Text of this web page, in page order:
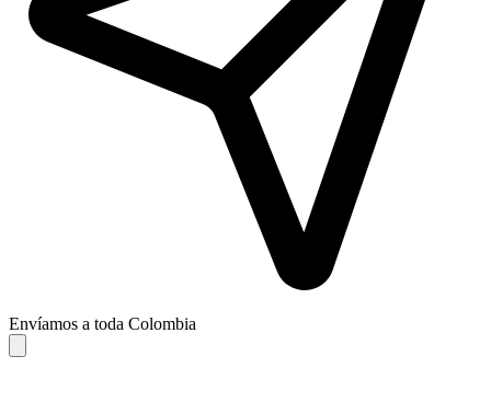
Envíamos a toda Colombia